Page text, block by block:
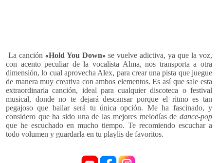
La canción «Hold You Down» se vuelve adictiva, ya que la voz,
con acento peculiar de la vocalista Alma, nos transporta a otra
dimensión, lo cual aprovecha Alex, para crear una pista que juegue
de manera muy creativa con ambos elementos. Es así que sale esta
extraordinaria canción, ideal para cualquier discoteca o festival
musical, donde no te dejará descansar porque el ritmo es tan
pegajoso que bailar será tu única opción. Me ha fascinado, y
considero que ha sido una de las mejores melodías de dance-pop
que he escuchado en mucho tiempo. Te recomiendo escuchar a
todo volumen y guardarla en tu playlis de favoritos.